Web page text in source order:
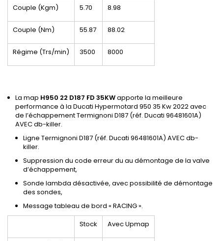
Couple (Kgm) 5.70 8.98
Couple (Nm) 55.87 88.02
Régime (Trs/min) 3500 8000
La map H950 22 D187 FD 35KWapporte la meilleure
performance à la Ducati Hypermotard 950 35 Kw 2022 avec
de l’échappement Termignoni D187 (réf. Ducati 96481601A)
AVEC db-killer.
Ligne Termignoni D187 (réf. Ducati 96481601A) AVEC db-
killer.
Suppression du code erreur du au démontage de la valve
d’échappement,
Sonde lambda désactivée, avec possibilité de démontage
des sondes,
Message tableau de bord « RACING ».
Stock
Avec Upmap